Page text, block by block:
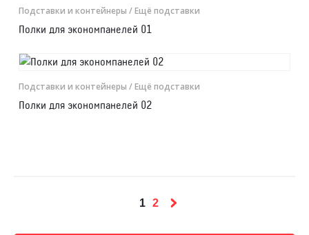
Подставки и контейнеры / Ещё подставки
Полки для экономпанелей 01
Подставки и контейнеры / Ещё подставки
Полки для экономпанелей 02
1 2